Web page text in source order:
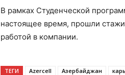
В рамках Студенческой
настоящее время, прошли
работой в компании.
ТЕГИ Azercell Азербайджан